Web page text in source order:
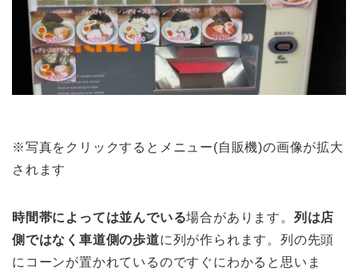
※写真をクリックするとメニュー(自販機)の画像が拡大
されます
時間帯によっては並んでいる場合があります。 列は店
側ではなく車道側の歩道に列が作られます。列の先頭
にコーンが置かれているのですぐにわかると思いま